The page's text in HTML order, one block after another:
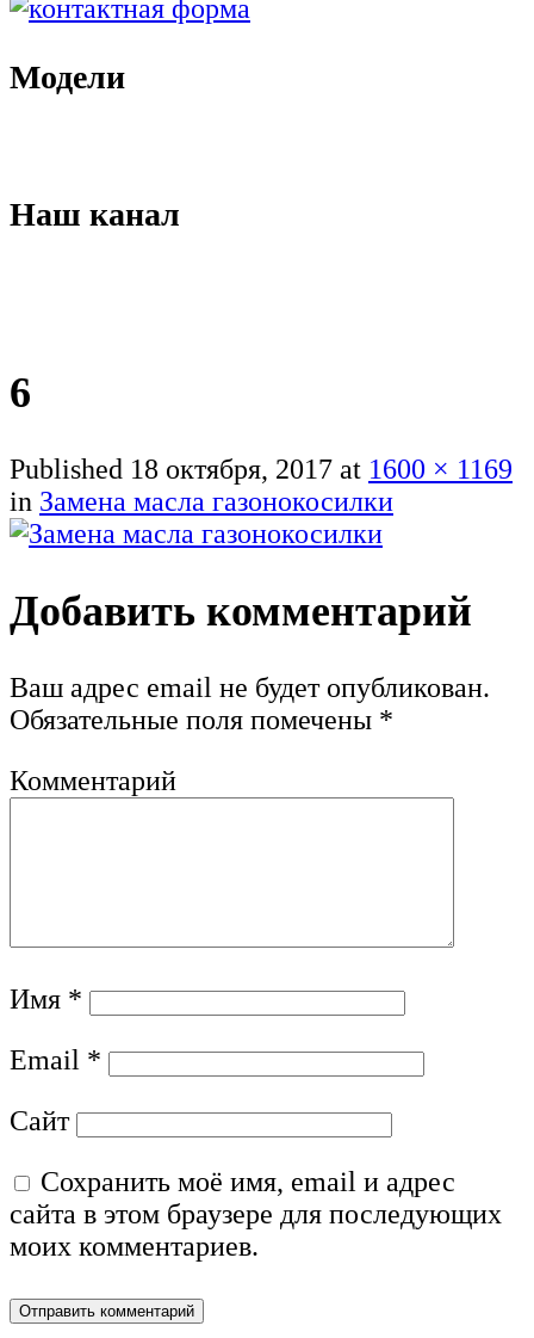
Модели
Наш канал
6
Published 18 октября, 2017 at 1600 × 1169
in Замена масла газонокосилки
Добавить комментарий
Ваш адрес email не будет опубликован.
Обязательные поля помечены *
Комментарий
Имя *
Email *
Сайт
Сохранить моё имя, email и адрес
сайта в этом браузере для последующих
моих комментариев.